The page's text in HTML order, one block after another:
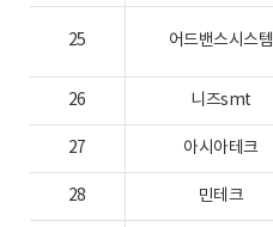
25 어드밴스시스템
26 니즈smt
27 아시아테크
28 민테크